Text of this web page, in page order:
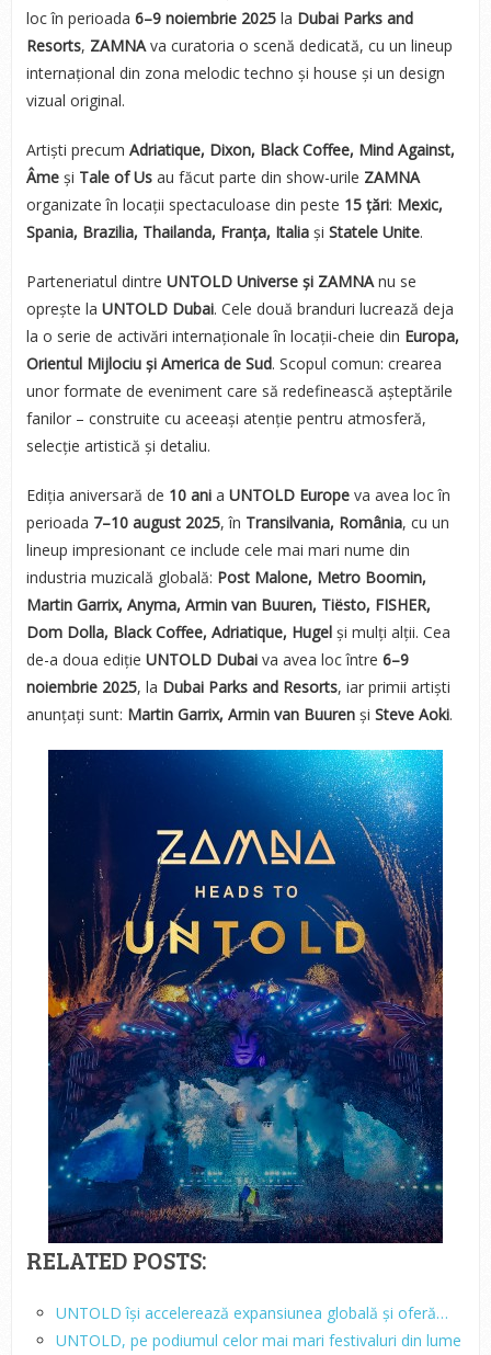
loc în perioada 6–9 noiembrie 2025la Dubai Parks and
Resorts, ZAMNAva curatoria o scenă dedicată, cu un lineup
internațional din zona melodic techno și house și un design
vizual original.
Artiști precum Adriatique, Dixon, Black Coffee, Mind Against,
Âmeși Tale of Usau făcut parte din show-urile ZAMNA
organizate în locații spectaculoase din peste 15 țări: Mexic,
Spania, Brazilia, Thailanda, Franța, Italia și Statele Unite.
Parteneriatul dintre UNTOLD Universe și ZAMNAnu se
oprește la UNTOLD Dubai. Cele două branduri lucrează deja
la o serie de activări internaționale în locații-cheie din Europa,
Orientul Mijlociu și America de Sud. Scopul comun: crearea
unor formate de eveniment care să redefinească așteptările
fanilor – construite cu aceeași atenție pentru atmosferă,
selecție artistică și detaliu.
Ediția aniversară de 10 ania UNTOLD Europeva avea loc în
perioada 7–10 august 2025, în Transilvania, România, cu un
lineup impresionant ce include cele mai mari nume din
industria muzicală globală: Post Malone, Metro Boomin,
Martin Garrix, Anyma, Armin van Buuren, Tiësto, FISHER,
Dom Dolla, Black Coffee, Adriatique, Hugelși mulți alții. Cea
de-a doua ediție UNTOLD Dubaiva avea loc între 6–9
noiembrie 2025, la Dubai Parks and Resorts, iar primii artiști
anunțați sunt: Martin Garrix, Armin van Buurenși Steve Aoki.
RELATED POSTS:
UNTOLD își accelerează expansiunea globală și oferă…
UNTOLD, pe podiumul celor mai mari festivaluri din lume